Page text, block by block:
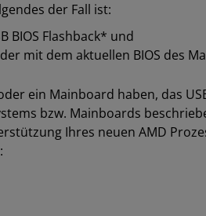
der Fall ist:
BIOS Flashback* und
mit dem aktuellen BIOS des
ein Mainboard haben, das
bzw. Mainboards
Ihres neuen AMD